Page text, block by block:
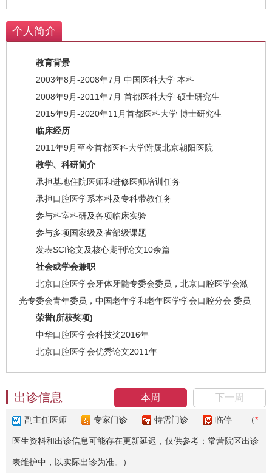
个人简介
教育背景
2003年8月-2008年7月 中国医科大学 本科
2008年9月-2011年7月 首都医科大学 硕士研究生
2015年9月-2020年11月首都医科大学 博士研究生
临床经历
2011年9月至今首都医科大学附属北京朝阳医院
教学、科研简介
承担基地住院医师和进修医师培训任务
承担口腔医学系本科及专科带教任务
参与科室科研及各项临床实验
参与多项国家级及省部级课题
发表SCI论文及核心期刊论文10余篇
社会或学会兼职
北京口腔医学会牙体牙髓专委会委员，北京口腔医学会激
光专委会青年委员，中国老年学和老年医学学会口腔分会 委员
荣誉(所获奖项)
中华口腔医学会科技奖2016年
北京口腔医学会优秀论文2011年
本周 下一周
出诊信息
副主任医师 专家门诊 特需门诊 临停 （*
医生资料和出诊信息可能存在更新延迟，仅供参考；常营院区出诊
表维护中，以实际出诊为准。）